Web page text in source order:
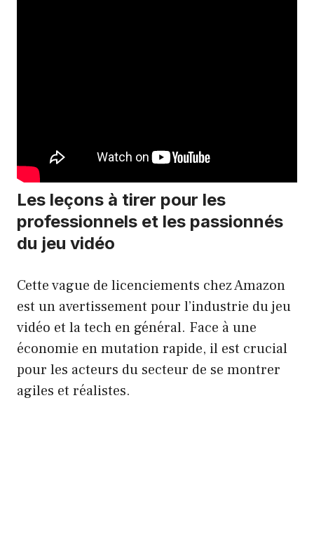
Les leçons à tirer pour les
professionnels et les passionnés
du jeu vidéo
Cette vague de licenciements chez Amazon
est un avertissement pour l’industrie du jeu
vidéo et la tech en général. Face à une
économie en mutation rapide, il est crucial
pour les acteurs du secteur de se montrer
agiles et réalistes.